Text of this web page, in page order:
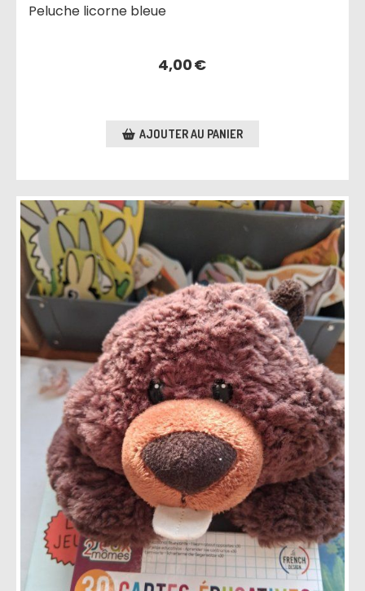
Peluche licorne bleue
4,00€
AJOUTER AU PANIER